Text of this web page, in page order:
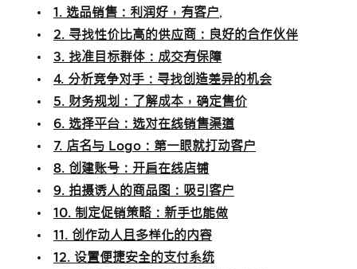
• 1. 选品销售：利润好，有客户,
• 2. 寻找性价比高的供应商：良好的合作伙伴
• 3. 找准目标群体：成交有保障
• 4. 分析竞争对手：寻找创造差异的机会
• 5. 财务规划：了解成本，确定售价
• 6. 选择平台：选对在线销售渠道
• 7. 店名与 Logo：第一眼就打动客户
• 8. 创建账号：开启在线店铺
• 9. 拍摄诱人的商品图：吸引客户
• 10. 制定促销策略：新手也能做
• 11. 创作动人且多样化的内容
• 12. 设置便捷安全的支付系统